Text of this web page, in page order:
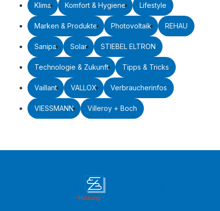
Klima Komfort & Hygiene Lifestyle
Marken & Produkte Photovoltaik REHAU
Sanipa Solar STIEBEL ELTRON
Technologie & Zukunft Tipps & Tricks
Vaillant VALLOX Verbraucherinfos
VIESSMANN Villeroy + Boch